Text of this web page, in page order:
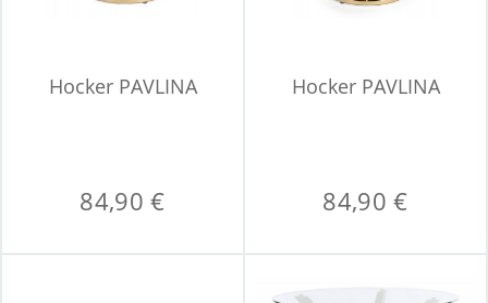
Hocker PAVLINA
84,90 €
Hocker PAVLINA
84,90 €